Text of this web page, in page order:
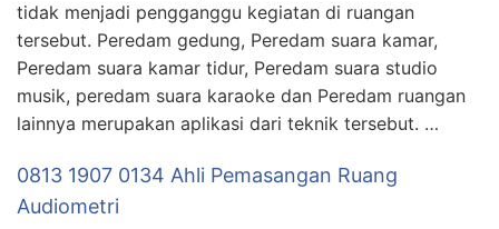
tidak menjadi pengganggu kegiatan di ruangan
tersebut. Peredam gedung, Peredam suara kamar,
Peredam suara kamar tidur, Peredam suara studio
musik, peredam suara karaoke dan Peredam ruangan
lainnya merupakan aplikasi dari teknik tersebut. …
0813 1907 0134 Ahli Pemasangan Ruang
Audiometri